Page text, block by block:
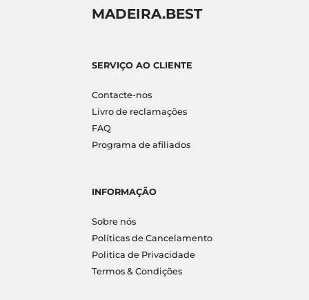
MADEIRA.BEST
SERVIÇO AO CLIENTE
Contacte-nos
Livro de reclamações
FAQ
Programa de afiliados
INFORMAÇÃO
Sobre nós
Políticas de Cancelamento
Politica de Privacidade
Termos & Condições